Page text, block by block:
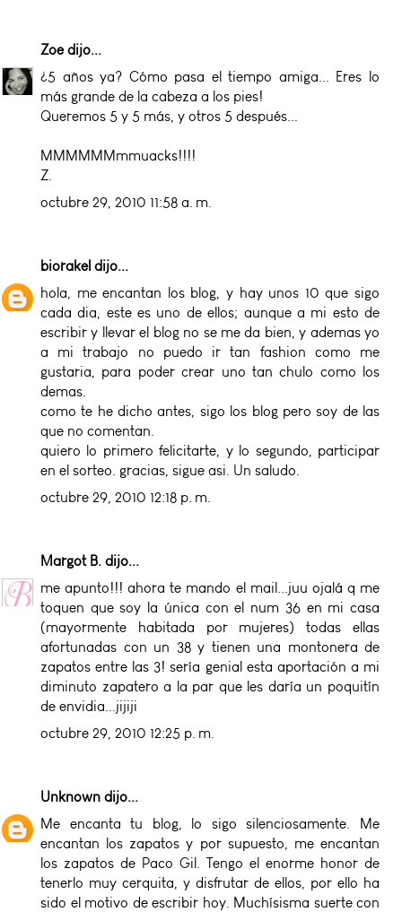
Zoedijo...
¿5 años ya? Cómo pasa el tiempo amiga... Eres lo
más grande de la cabeza a los pies!
Queremos 5 y 5 más, y otros 5 después...
MMMMMMmmuacks!!!!
Z.
octubre 29, 2010 11:58 a. m.
biorakel dijo...
hola, me encantan los blog, y hay unos 10 que sigo
cada dia, este es uno de ellos; aunque a mi esto de
escribir y llevar el blog no se me da bien, y ademas yo
a mi trabajo no puedo ir tan fashion como me
gustaria, para poder crear uno tan chulo como los
demas.
como te he dicho antes, sigo los blog pero soy de las
que no comentan.
quiero lo primero felicitarte, y lo segundo, participar
en el sorteo. gracias, sigue asi. Un saludo.
octubre 29, 2010 12:18 p. m.
Margot B. dijo...
me apunto!!! ahora te mando el mail...juu ojalá q me
toquen que soy la única con el num 36 en mi casa
(mayormente habitada por mujeres) todas ellas
afortunadas con un 38 y tienen una montonera de
zapatos entre las 3! sería genial esta aportación a mi
diminuto zapatero a la par que les daría un poquitín
de envidia...jijiji
octubre 29, 2010 12:25 p. m.
Unknown dijo...
Me encanta tu blog, lo sigo silenciosamente. Me
encantan los zapatos y por supuesto, me encantan
los zapatos de Paco Gil. Tengo el enorme honor de
tenerlo muy cerquita, y disfrutar de ellos, por ello ha
sido el motivo de escribir hoy. Muchísisma suerte con